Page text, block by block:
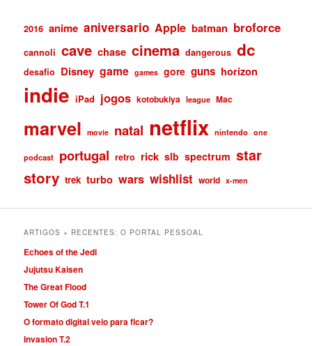
2016 anime aniversario Apple batman broforce
cannoli cave chase cinema dangerous dc
desafio Disney game games gore guns horizon
indie iPad jogos kotobukiya league Mac
marvel movie natal netflix nintendo one
podcast portugal retro rick slb spectrum star
story trek turbo wars wishlist world x-men
ARTIGOS + RECENTES: O PORTAL PESSOAL
Echoes of the Jedi
Jujutsu Kaisen
The Great Flood
Tower Of God T.1
O formato digital veio para ficar?
Invasion T.2